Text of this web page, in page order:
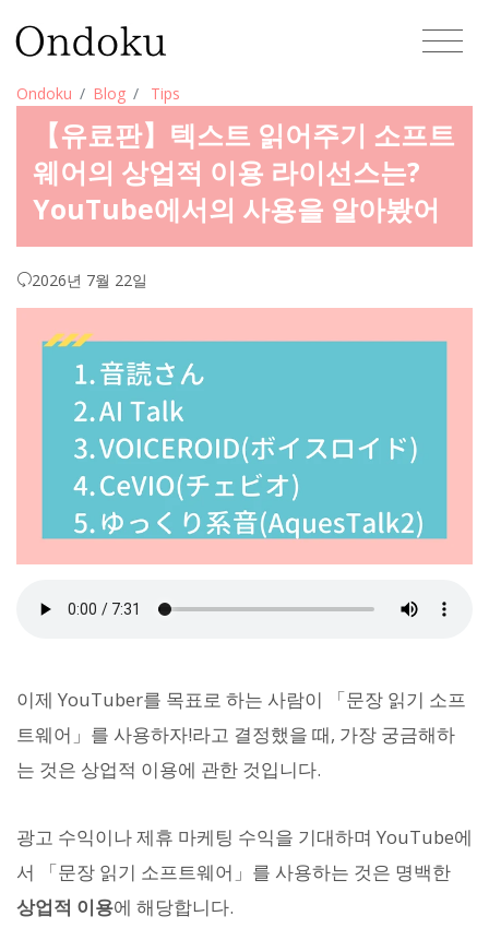
Ondoku Blog Tips
【유료판】텍스트 읽어주기 소프트
웨어의 상업적 이용 라이선스는?
YouTube에서의 사용을 알아봤어
2026년 7월 22일
이제 YouTuber를 목표로 하는 사람이 「문장 읽기 소프
트웨어」를 사용하자!라고 결정했을 때, 가장 궁금해하
는 것은 상업적 이용에 관한 것입니다.
광고 수익이나 제휴 마케팅 수익을 기대하며 YouTube에
서 「문장 읽기 소프트웨어」를 사용하는 것은 명백한
상업적 이용에 해당합니다.